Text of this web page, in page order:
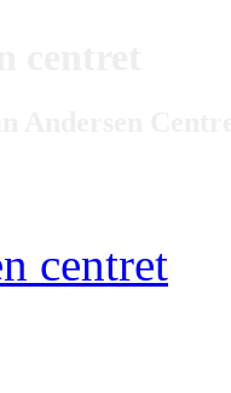
centret